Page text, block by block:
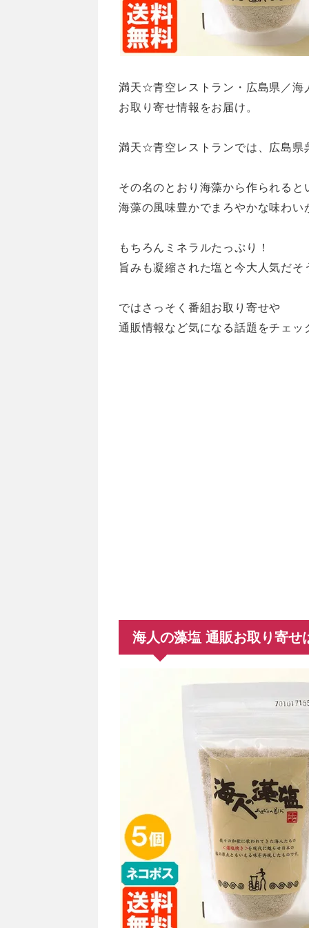
満天☆青空レストラン・広島県／海
お取り寄せ情報をお届け。
満天☆青空レストランでは、広島県
その名のとおり海藻から作られると
海藻の風味豊かでまろやかな味わい
もちろんミネラルたっぷり！
旨みも凝縮された塩と今大人気だそ
ではさっそく番組お取り寄せや
通販情報など気になる話題をチェッ
海人の藻塩 通販お取り寄せ